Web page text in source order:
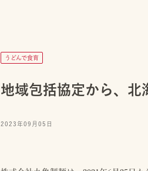
うどんで食育
地域包括協定から、北
2023年09月05日